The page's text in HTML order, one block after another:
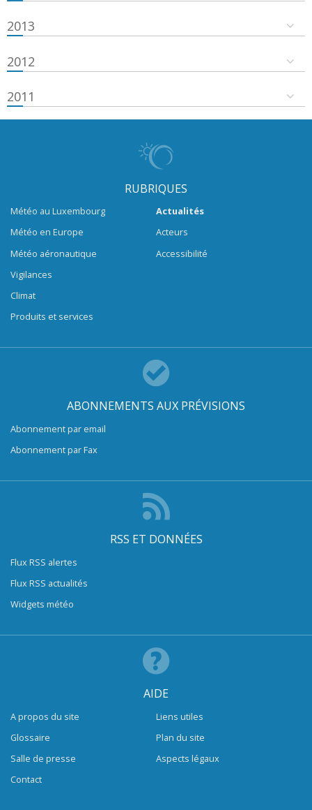
2013
2012
2011
RUBRIQUES
Météo au Luxembourg
Météo en Europe
Météo aéronautique
Vigilances
Climat
Produits et services
Actualités
Acteurs
Accessibilité
ABONNEMENTS AUX PRÉVISIONS
Abonnement par email
Abonnement par Fax
RSS ET DONNÉES
Flux RSS alertes
Flux RSS actualités
Widgets météo
AIDE
A propos du site
Glossaire
Salle de presse
Contact
Liens utiles
Plan du site
Aspects légaux